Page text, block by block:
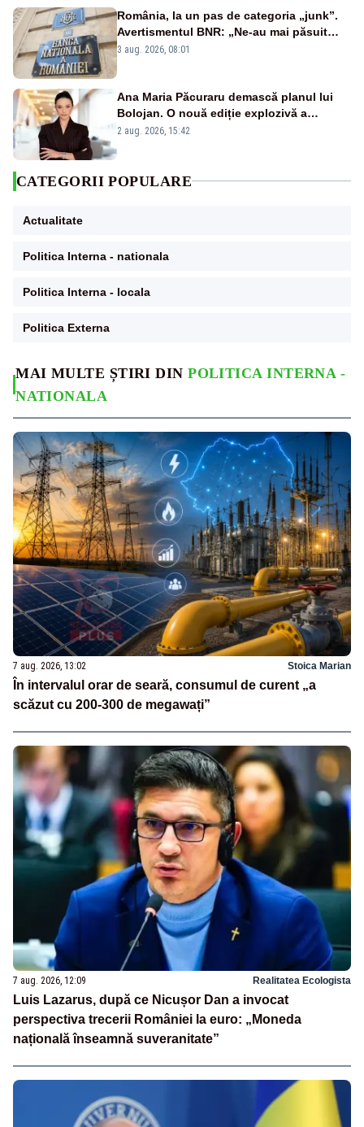
MAI MULTE ȘTIRI DINPOLITICA INTERNA -
NATIONALA
7 aug. 2026, 13:02 Stoica Marian
În intervalul orar de seară, consumul de curent „a
scăzut cu 200-300 de megawați”
7 aug. 2026, 12:09 Realitatea Ecologista
Luis Lazarus, după ce Nicușor Dan a invocat
perspectiva trecerii României la euro: „Moneda
națională înseamnă suveranitate”
România, la un pas de categoria „junk”.
Avertismentul BNR: „Ne-au mai păsuit
pentru câteva luni”
3 aug. 2026, 08:01
Ana Maria Păcuraru demască planul lui
Bolojan. O nouă ediție explozivă a
emisiunii „Miza Zilei” la Realitatea PLUS
2 aug. 2026, 15:42
CATEGORII POPULARE
Actualitate
Politica Interna - nationala
Politica Interna - locala
Politica Externa